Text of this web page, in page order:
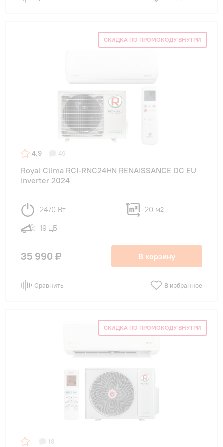
СКИДКА ПО ПРОМОКОДУ ВНУТРИ
4.9 49
Royal Clima RCI-RNС24HN RENAISSANCE DC EU
Inverter 2024
2470 Вт 20 м2
19 дБ
35 990 ₽ В корзину
Сравнить В избранное
СКИДКА ПО ПРОМОКОДУ ВНУТРИ
18